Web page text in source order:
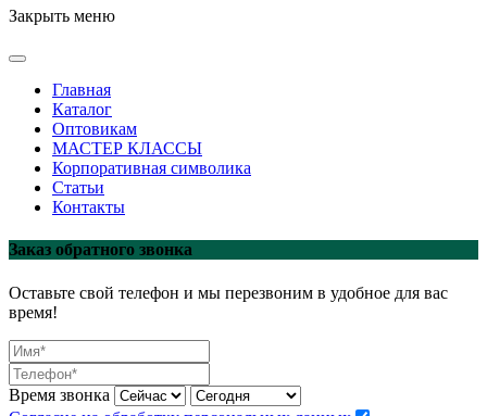
Закрыть меню
Главная
Каталог
Оптовикам
МАСТЕР КЛАССЫ
Корпоративная символика
Статьи
Контакты
Заказ обратного звонка
Оставьте свой телефон и мы перезвоним в удобное для вас
время!
Время звонка